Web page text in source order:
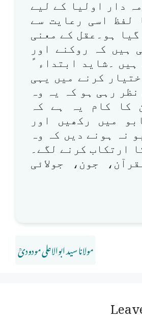
دار اولیا کے لیے
لفظ اسی رعایت سے
گیا ہو۔عقل کے معنی
ہیں کہ روکنے اور
ہیں ۔شاید ابتداء
کرنے میں یہی
رہی ہو کہ یہ وہ
کا کام یہ ہے کہ
میں رکھیں اور
نہ ہونے دیں کہ وہ
ارتکاب کرنے لگے۔
جون، جولائی
مولانا سید ابوالاعلی مودودیؒ